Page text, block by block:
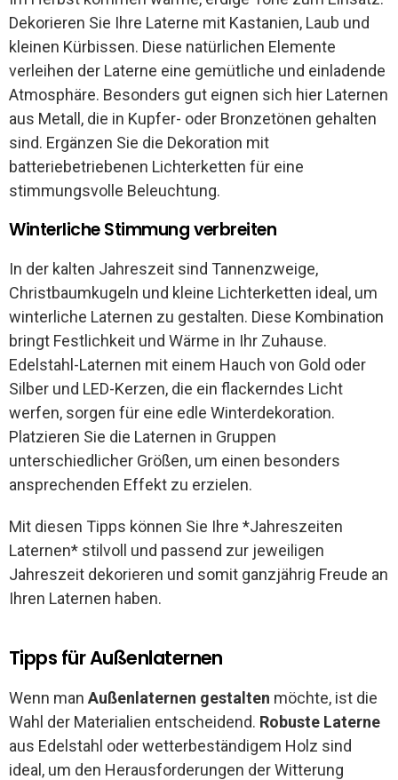
Dekorieren Sie Ihre Laterne mit Kastanien, Laub und
kleinen Kürbissen. Diese natürlichen Elemente
verleihen der Laterne eine gemütliche und einladende
Atmosphäre. Besonders gut eignen sich hier Laternen
aus Metall, die in Kupfer- oder Bronzetönen gehalten
sind. Ergänzen Sie die Dekoration mit
batteriebetriebenen Lichterketten für eine
stimmungsvolle Beleuchtung.
Winterliche Stimmung verbreiten
In der kalten Jahreszeit sind Tannenzweige,
Christbaumkugeln und kleine Lichterketten ideal, um
winterliche Laternen zu gestalten. Diese Kombination
bringt Festlichkeit und Wärme in Ihr Zuhause.
Edelstahl-Laternen mit einem Hauch von Gold oder
Silber und LED-Kerzen, die ein flackerndes Licht
werfen, sorgen für eine edle Winterdekoration.
Platzieren Sie die Laternen in Gruppen
unterschiedlicher Größen, um einen besonders
ansprechenden Effekt zu erzielen.
Mit diesen Tipps können Sie Ihre *Jahreszeiten
Laternen* stilvoll und passend zur jeweiligen
Jahreszeit dekorieren und somit ganzjährig Freude an
Ihren Laternen haben.
Tipps für Außenlaternen
Wenn man Außenlaternen gestalten möchte, ist die
Wahl der Materialien entscheidend. Robuste Laterne
aus Edelstahl oder wetterbeständigem Holz sind
ideal, um den Herausforderungen der Witterung